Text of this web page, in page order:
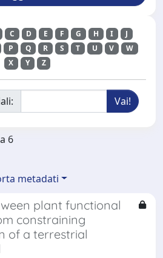
C D E F G H I
J
P Q R S T U V
W
X
Y Z
6
metadati
plant functional
constraining
of a terrestrial